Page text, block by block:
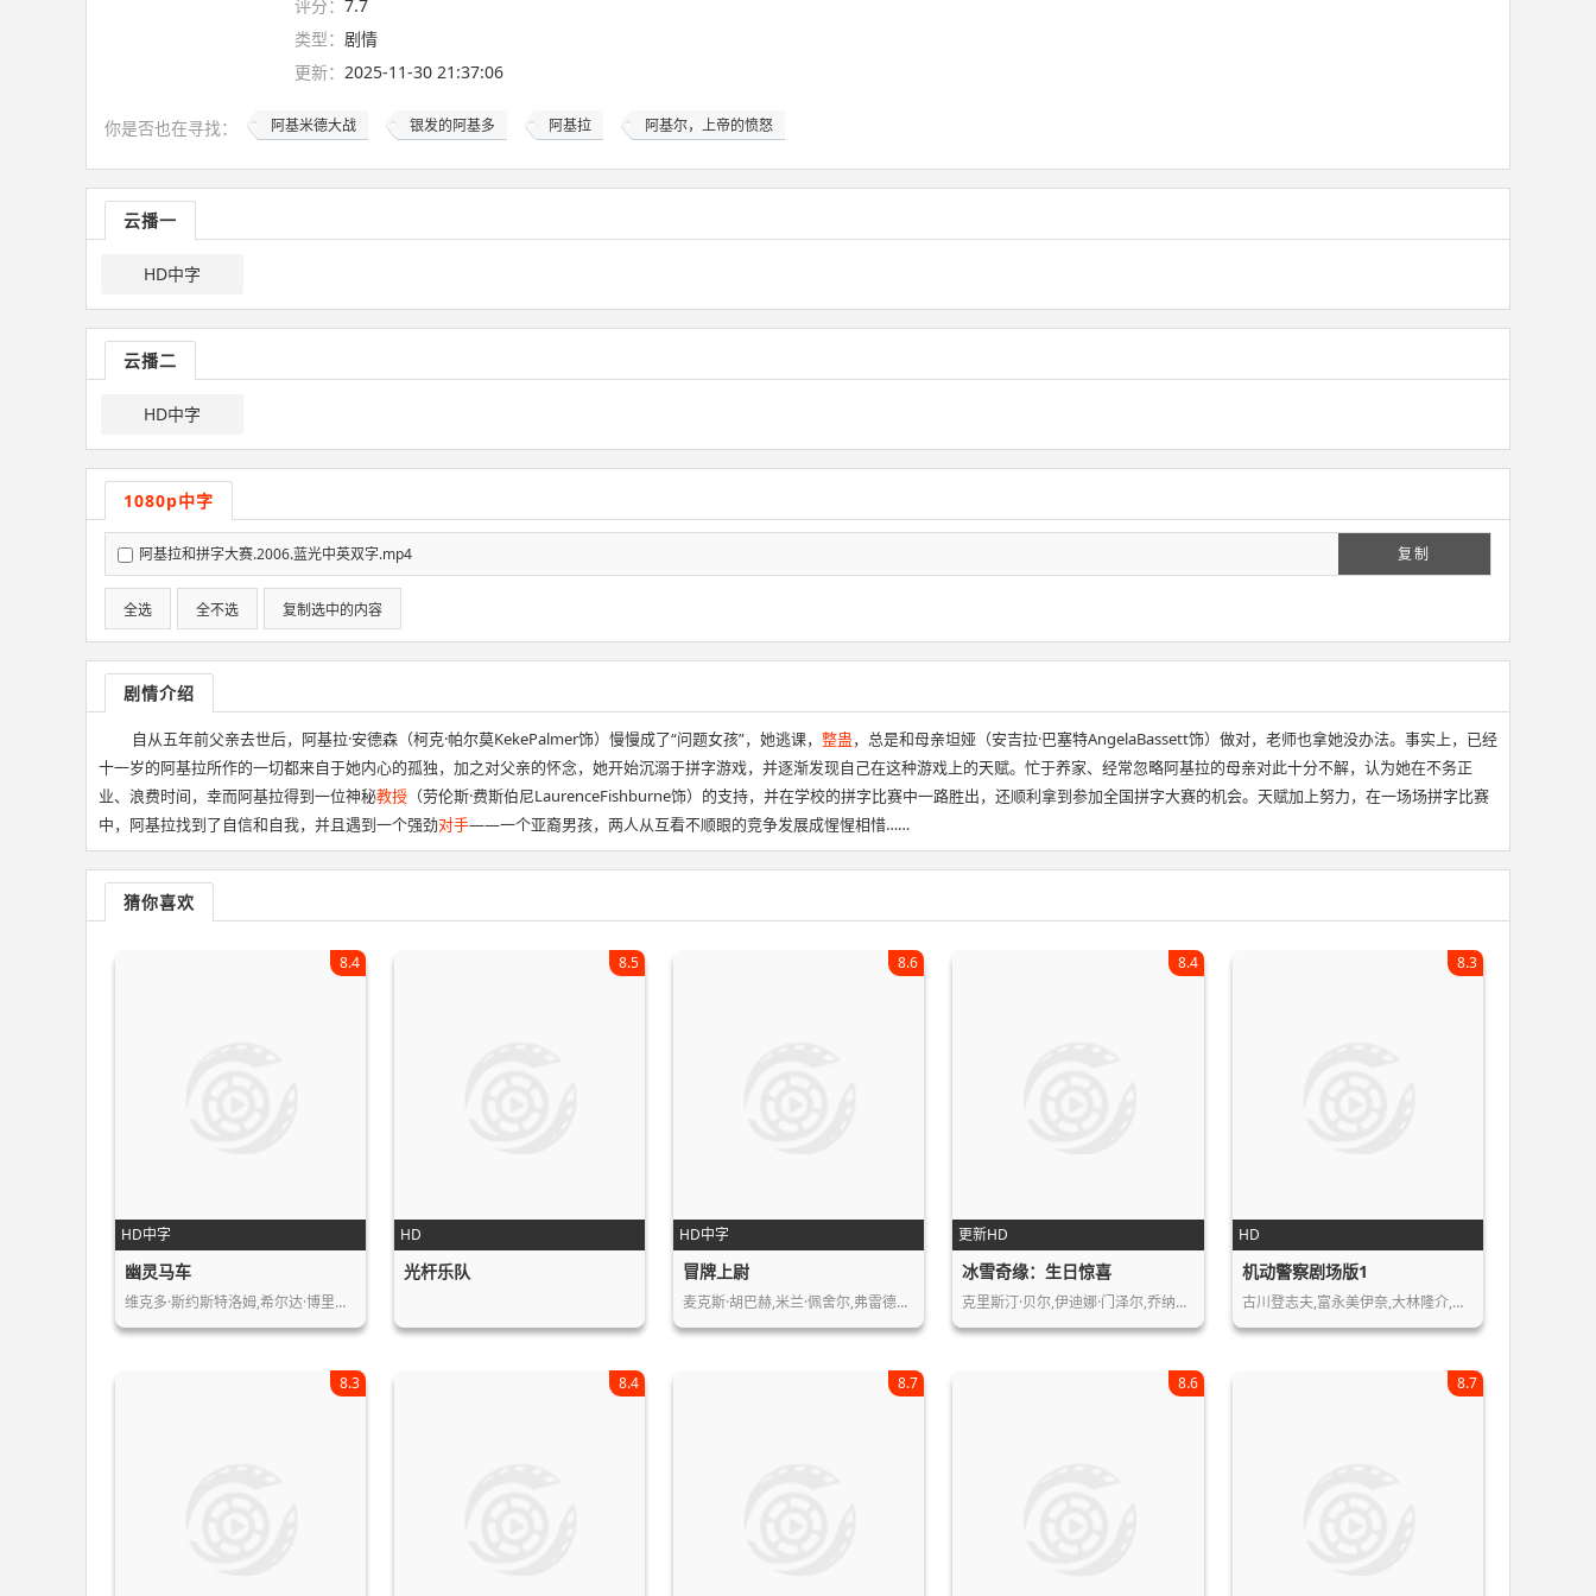
评分： 7.7
类型： 剧情
更新： 2025-11-30 21:37:06
你是否也在寻找： 阿基米德大战 银发的阿基多 阿基拉 阿基尔，上帝的愤怒
云播一
HD中字
云播二
HD中字
1080p中字
复制
阿基拉和拼字大赛.2006.蓝光中英双字.mp4
全选 全不选 复制选中的内容
剧情介绍
自从五年前父亲去世后，阿基拉·安德森（柯克·帕尔莫KekePalmer饰）慢慢成了“问题女孩”，她逃课， 整蛊，总是和母亲坦娅（安吉拉·巴塞特AngelaBassett饰）做对，老师也拿她没办法。事实上，已经
十一岁的阿基拉所作的一切都来自于她内心的孤独，加之对父亲的怀念，她开始沉溺于拼字游戏，并逐渐发现自己在这种游戏上的天赋。忙于养家、经常忽略阿基拉的母亲对此十分不解，认为她在不务正
业、浪费时间，幸而阿基拉得到一位神秘教授 （劳伦斯·费斯伯尼LaurenceFishburne饰）的支持，并在学校的拼字比赛中一路胜出，还顺利拿到参加全国拼字大赛的机会。天赋加上努力，在一场场拼字比赛
中，阿基拉找到了自信和自我，并且遇到一个强劲对手——一个亚裔男孩，两人从互看不顺眼的竞争发展成惺惺相惜……
猜你喜欢
HD中字
8.4
幽灵马车
维克多·斯约斯特洛姆,希尔达·博里斯…
HD
8.5
光杆乐队
HD中字
8.6
冒牌上尉
麦克斯·胡巴赫,米兰·佩舍尔,弗雷德里…
更新HD
8.4
冰雪奇缘：生日惊喜
克里斯汀·贝尔,伊迪娜·门泽尔,乔纳森…
HD
8.3
机动警察剧场版1
古川登志夫,富永美伊奈,大林隆介,榊原…
8.3 8.4 8.7 8.6 8.7